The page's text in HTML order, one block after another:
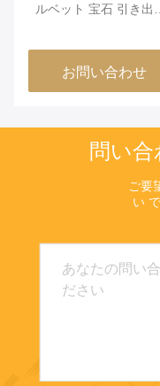
ルベット 宝石 引き出
ゼット 引き出し 挿入
お問い合わせ
問い
ご要
い